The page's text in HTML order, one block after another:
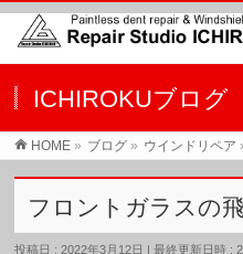
ICHIROKUブログ
HOME » ブログ » ウインドリペア
フロントガラスの
投稿日 : 2022年3月12日 最終更新日時 :